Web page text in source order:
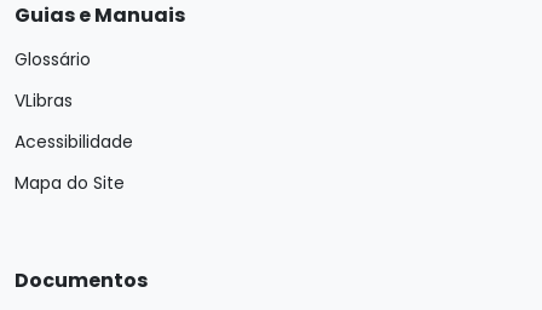
Guias e Manuais
Glossário
VLibras
Acessibilidade
Mapa do Site
Documentos